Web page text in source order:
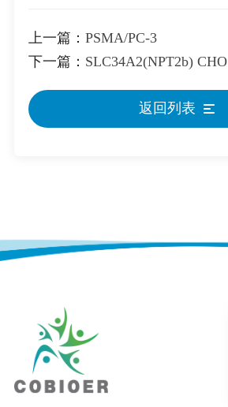
上一篇： PSMA/PC-3
下一篇： SLC34A2(NPT2b) CHO
返回列表